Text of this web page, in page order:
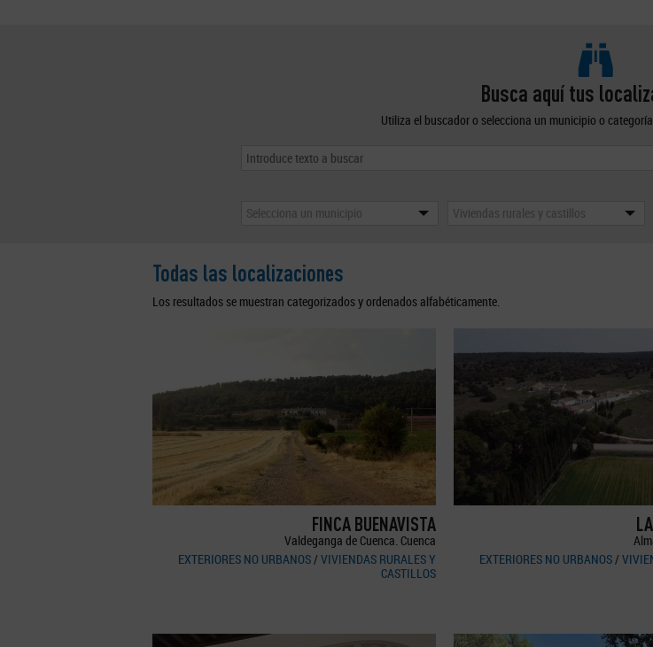
Busca aquí tus
Utiliza el buscador o selecciona un municipio o
Selecciona un municipio
Viviendas rurales y castillos
Todas las localizaciones
Los resultados se muestran categorizados y ordenados alfabéticamente.
FINCA BUENAVISTA
Valdeganga de Cuenca. Cuenca
EXTERIORES NO URBANOS/ VIVIENDAS RURALES Y
CASTILLOS
EXTERIORES NO URBANOS/